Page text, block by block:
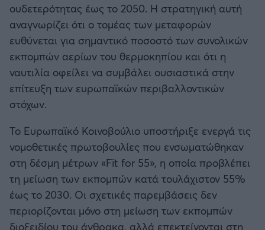
Μπάγερν Μονάχου
Παρί Σεν Ζερμέν
ουδετερότητας έως το 2050. Η στρατηγική αυτή
αναγνωρίζει ότι ο τομέας των μεταφορών
ευθύνεται για σημαντικό ποσοστό των συνολικών
εκπομπών αερίων του θερμοκηπίου και ότι η
ναυτιλία οφείλει να συμβάλει ουσιαστικά στην
επίτευξη των ευρωπαϊκών περιβαλλοντικών
στόχων.
Το Ευρωπαϊκό Κοινοβούλιο υποστήριξε ενεργά τις
νομοθετικές πρωτοβουλίες που ενσωματώθηκαν
στη δέσμη μέτρων «Fit for 55», η οποία προβλέπει
τη μείωση των εκπομπών κατά τουλάχιστον 55%
έως το 2030. Οι σχετικές παρεμβάσεις δεν
περιορίζονται μόνο στη μείωση των εκπομπών
διοξειδίου του άνθρακα, αλλά επεκτείνονται στη